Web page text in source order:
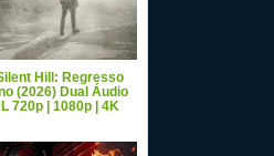
Hill: Regresso
(2026) Dual Áudio
720p | 1080p | 4K